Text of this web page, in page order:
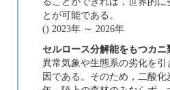
とが可能である。
() 2023年 ～ 2026年
セルロース分解能をもつカ
異常気象や生態系の劣化を
因である。そのため，二酸